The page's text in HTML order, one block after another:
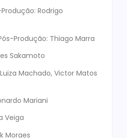
Rodrigo
Produção: Thiago Marra
Sakamoto
Machado, Victor Matos
Mariani
Veiga
Moraes